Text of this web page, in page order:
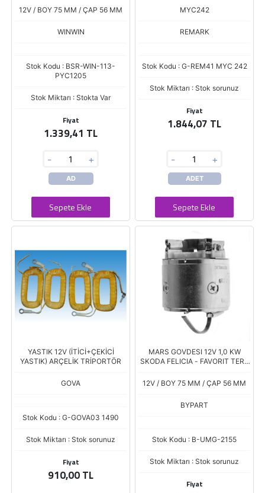
12V / BOY 75 MM / ÇAP 56 MM
WINWIN
Stok Kodu : BSR-WIN-113-
PYC1205
Stok Miktarı : Stokta Var
Fiyat
1.339,41 TL
- +
AD
Sepete Ekle
MYC242
REMARK
Stok Kodu : G-REM41 MYC 242
Stok Miktarı : Stok sorunuz
Fiyat
1.844,07 TL
- +
ADET
Sepete Ekle
YASTIK 12V (İTİCİ+ÇEKİCİ
YASTIK) ARÇELİK TRİPORTÖR
GOVA
Stok Kodu : G-GOVA03 1490
Stok Miktarı : Stok sorunuz
Fiyat
910,00 TL
MARS GOVDESI 12V 1,0 KW
SKODA FELICIA - FAVORIT TERS
443115 (UMM-3145)
12V / BOY 75 MM / ÇAP 56 MM
BYPART
Stok Kodu : B-UMG-2155
Stok Miktarı : Stok sorunuz
Fiyat